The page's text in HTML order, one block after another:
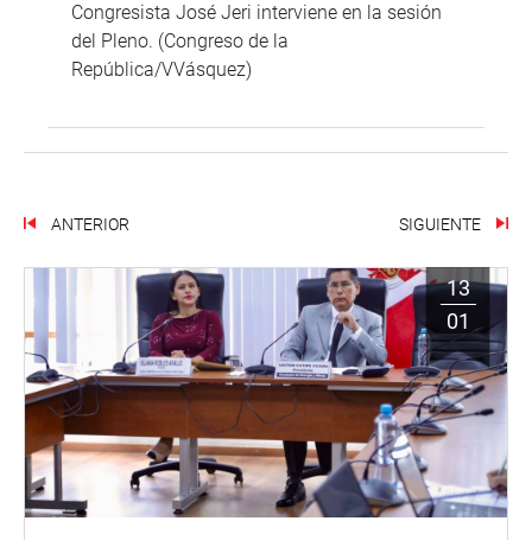
Congresista José Jeri interviene en la sesión
del Pleno. (Congreso de la
República/VVásquez)
ANTERIOR SIGUIENTE
13
01